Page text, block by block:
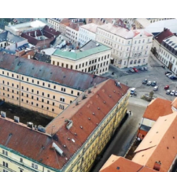
v polovině ledna.
90 milionů korun,
korun. ČTK to sdělila